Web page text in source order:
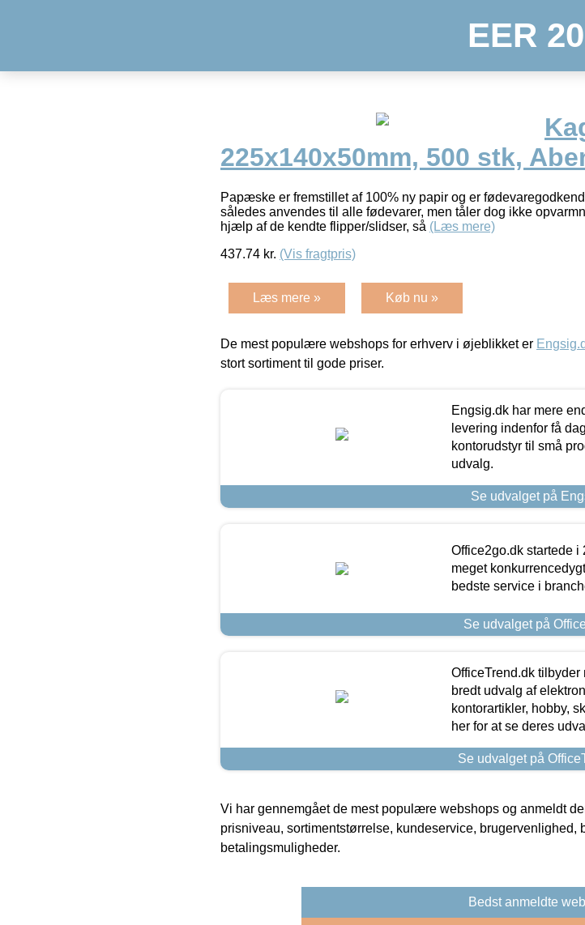
EER
225x140x50mm, 500 stk,
Papæske er fremstillet af 100% ny papir og er
således anvendes til alle fødevarer, men tåler dog ikke
hjælp af de kendte flipper/slidser, så (Læs mere)
437.74 kr. (Vis fragtpris)
Læs mere » Køb nu »
De mest populære webshops for erhverv i øjeblikket er
stort sortiment til gode priser.
Engsig.dk har mere
levering indenfor få
kontorudstyr til små
udvalg.
Se udvalget på
Office2go.dk startede i
meget
bedste service i
Se udvalget på
OfficeTrend.dk tilbyder
bredt udvalg af
kontorartikler, hobby,
her for at se deres
Se udvalget på
Vi har gennemgået de mest populære webshops og anmeldt
prisniveau, sortimentstørrelse, kundeservice, brugervenlighed,
betalingsmuligheder.
Bedst anmeldte